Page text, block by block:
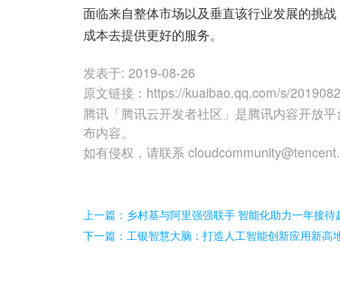
面临来自整体市场以及垂直该行业发展的挑
成本去提供更好的服务。
发表于: 2019-08-26
原文链接 ： https://kuaibao.qq.com/s/
腾讯「腾讯云开发者社区」是腾讯内容开放
布内容。
如有侵权，请联系
上一篇：乡村基与阿里强强联手 智能化助力一年接待
下一篇：工银智慧大脑：打造人工智能创新应用新高